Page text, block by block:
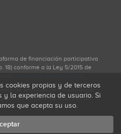
de financiación participativa
18) conforme a la Ley 5/2015 de
de Servicios de Financiación
actividades de financiación
cookies propias y de terceros
y la experiencia de usuario. Si
que acepta su uso.